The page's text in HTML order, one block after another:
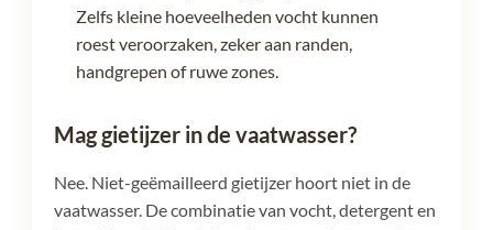
Zelfs kleine hoeveelheden vocht kunnen
roest veroorzaken, zeker aan randen,
handgrepen of ruwe zones.
Mag gietijzer in de vaatwasser?
Nee. Niet-geëmailleerd gietijzer hoort niet in de
vaatwasser. De combinatie van vocht, detergent en